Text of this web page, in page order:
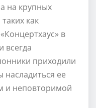
на крупных
как
в
всегда
приходили
насладиться ее
и неповторимой